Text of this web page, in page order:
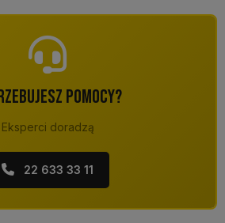
POMOCY?
Eksperci doradzą
22 633 33 11